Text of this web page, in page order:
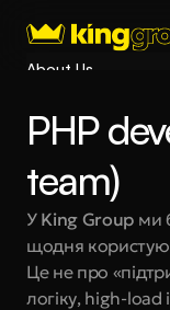
About Us
Services
Coming Soon
King Interns
Legal
404
PHP
team)
У King Group ми
щодня
Це не про
логіку, high-load